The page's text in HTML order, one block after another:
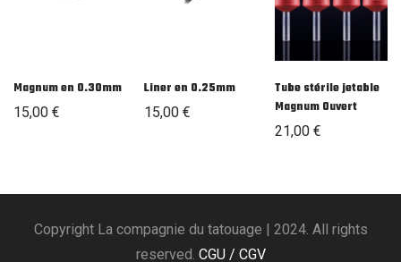
Magnum en 0.30mm
15,00 €
Liner en 0.25mm
15,00 €
Tube stérile jetable
Magnum Ouvert
21,00 €
Copyright La compagnie du tatouage | 2024. All rights
reserved. CGU / CGV